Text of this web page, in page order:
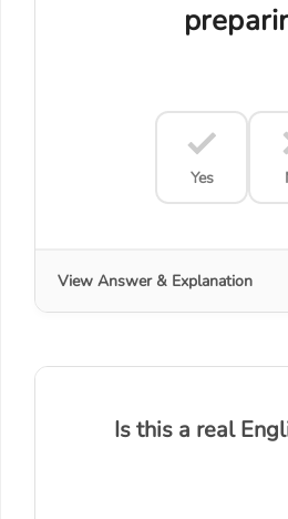
Yes
View Answer & Explanation
Is this a real